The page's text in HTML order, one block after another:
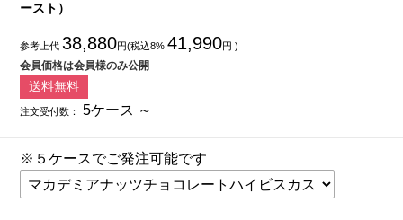
ースト）
参考上代 38,880円(税込8%41,990円 )
会員価格は会員様のみ公開
送料無料
注文受付数： 5ケース ～
※５ケースでご発注可能です